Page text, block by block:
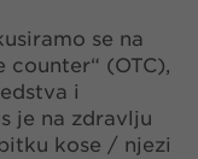
se na
(OTC),
i
je na zdravlju
kose / njezi